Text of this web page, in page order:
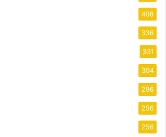
408
336
331
304
296
256
256